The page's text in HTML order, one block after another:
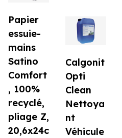
Papier
essuie-
mains
Satino
Comfort
, 100%
recyclé,
pliage Z,
20,6x24c
Calgonit
Opti
Clean
Nettoya
nt
Véhicule